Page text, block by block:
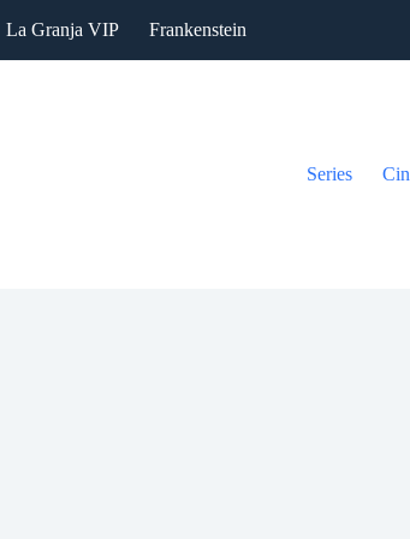
La Granja VIP Frankenstein
Series